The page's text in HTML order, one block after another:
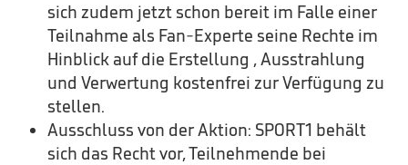
sich zudem jetzt schon bereit im Falle einer
Teilnahme als Fan-Experte seine Rechte im
Hinblick auf die Erstellung , Ausstrahlung
und Verwertung kostenfrei zur Verfügung zu
stellen.
Ausschluss von der Aktion: SPORT1 behält
sich das Recht vor, Teilnehmende bei